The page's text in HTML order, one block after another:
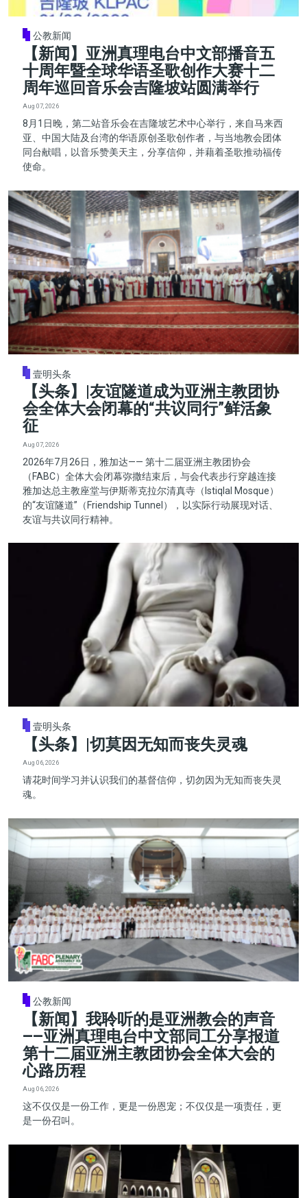
公教新闻
【新闻】亚洲真理电台中文部播音五
十周年暨全球华语圣歌创作大赛十二
周年巡回音乐会吉隆坡站圆满举行
Aug 07, 2026
8月1日晚，第二站音乐会在吉隆坡艺术中心举行，来自马来西
亚、中国大陆及台湾的华语原创圣歌创作者，与当地教会团体
同台献唱，以音乐赞美天主，分享信仰，并藉着圣歌推动福传
使命。
壹明头条
【头条】|友谊隧道成为亚洲主教团协
会全体大会闭幕的“共议同行”鲜活象
征
Aug 07, 2026
2026年7月26日，雅加达—— 第十二届亚洲主教团协会
（FABC）全体大会闭幕弥撒结束后，与会代表步行穿越连接
雅加达总主教座堂与伊斯蒂克拉尔清真寺（Istiqlal Mosque）
的“友谊隧道”（Friendship Tunnel），以实际行动展现对话、
友谊与共议同行精神。
壹明头条
【头条】|切莫因无知而丧失灵魂
Aug 06, 2026
请花时间学习并认识我们的基督信仰，切勿因为无知而丧失灵
魂。
公教新闻
【新闻】我聆听的是亚洲教会的声音
——亚洲真理电台中文部同工分享报道
第十二届亚洲主教团协会全体大会的
心路历程
Aug 06, 2026
这不仅仅是一份工作，更是一份恩宠；不仅仅是一项责任，更
是一份召叫。